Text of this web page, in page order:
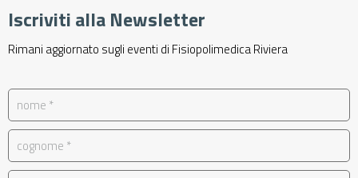
Iscriviti alla Newsletter
Rimani aggiornato sugli eventi di Fisiopolimedica Riviera